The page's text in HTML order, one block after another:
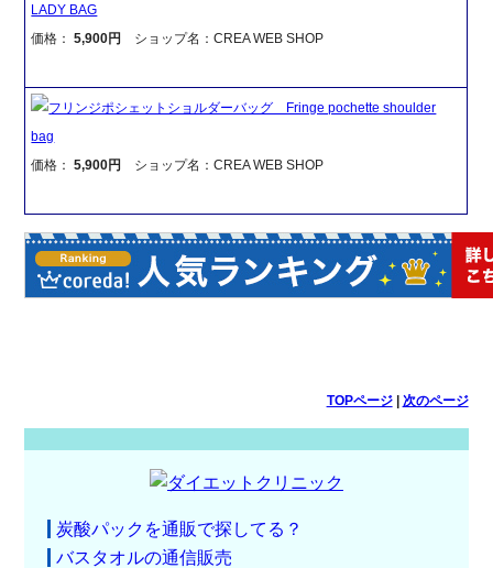
LADY BAG
価格：5,900円 ショップ名：CREA WEB SHOP
フリンジポシェットショルダーバッグ Fringe pochette shoulder
bag
価格：5,900円 ショップ名：CREA WEB SHOP
TOPページ| 次のページ
炭酸パックを通販で探してる？
バスタオルの通信販売